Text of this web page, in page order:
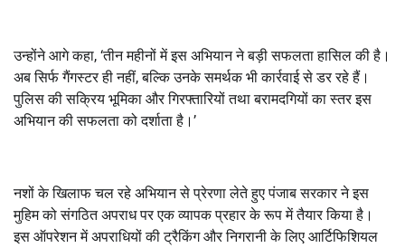
उन्होंने आगे कहा, ‘तीन महीनों में इस अभियान ने बड़ी सफलता हासिल की है।
अब सिर्फ गैंगस्टर ही नहीं, बल्कि उनके समर्थक भी कार्रवाई से डर रहे हैं।
पुलिस की सक्रिय भूमिका और गिरफ्तारियों तथा बरामदगियों का स्तर इस
अभियान की सफलता को दर्शाता है।’
नशों के खिलाफ चल रहे अभियान से प्रेरणा लेते हुए पंजाब सरकार ने इस
मुहिम को संगठित अपराध पर एक व्यापक प्रहार के रूप में तैयार किया है।
इस ऑपरेशन में अपराधियों की ट्रैकिंग और निगरानी के लिए आर्टिफिशियल